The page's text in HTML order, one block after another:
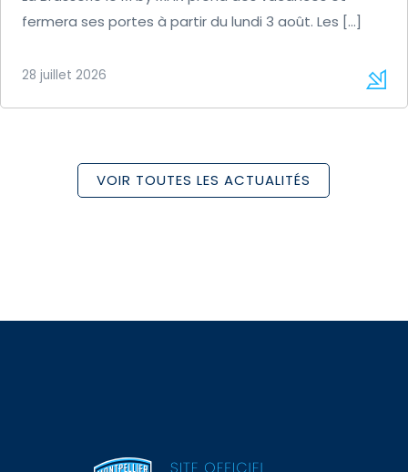
fermera ses portes à partir du lundi 3 août. Les […]
28 juillet 2026
VOIR TOUTES LES ACTUALITÉS